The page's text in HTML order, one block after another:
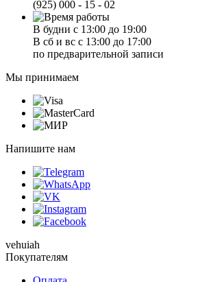
(925) 000 - 15 - 02
В будни с 13:00 до 19:00
В сб и вс с 13:00 до 17:00
по предварительной записи
Мы принимаем
Напишите нам
vehuiah
Покупателям